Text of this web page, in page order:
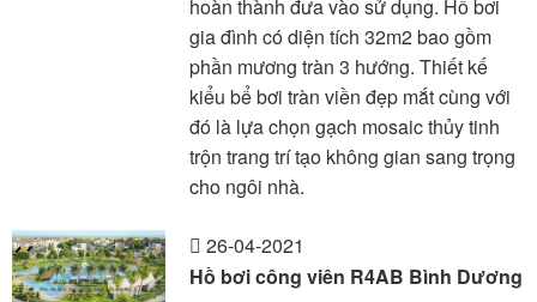
hoàn thành đưa vào sử dụng. Hồ bơi
gia đình có diện tích 32m2 bao gồm
phần mương tràn 3 hướng. Thiết kế
kiểu bể bơi tràn viền đẹp mắt cùng với
đó là lựa chọn gạch mosaic thủy tinh
trộn trang trí tạo không gian sang trọng
cho ngôi nhà.
26-04-2021
Hồ bơi công viên R4AB Bình Dương